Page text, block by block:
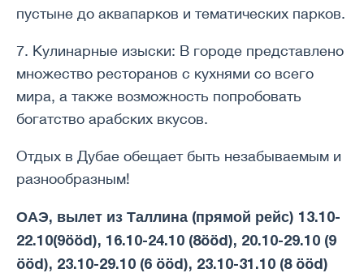
пустыне до аквапарков и тематических парков.
7. Кулинарные изыски: В городе представлено
множество ресторанов с кухнями со всего
мира, а также возможность попробовать
богатство арабских вкусов.
Отдых в Дубае обещает быть незабываемым и
разнообразным!
ОАЭ, вылет из Таллина (прямой рейс) 13.10-
22.10(9ööd), 16.10-24.10 (8ööd), 20.10-29.10 (9
ööd), 23.10-29.10 (6 ööd), 23.10-31.10 (8 ööd)